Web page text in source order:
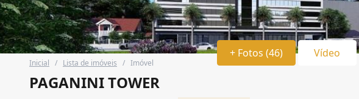
+ Fotos (46) Vídeo
Inicial / Lista de imóveis / Imóvel
PAGANINI TOWER